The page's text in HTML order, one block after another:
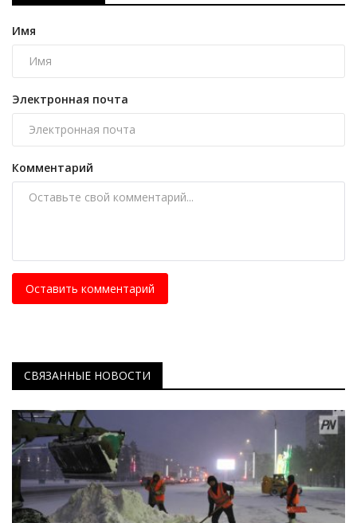
Имя
Электронная почта
Комментарий
Оставить комментарий
СВЯЗАННЫЕ НОВОСТИ